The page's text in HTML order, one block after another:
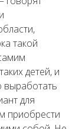
такой
детей, и
выработать
для
приобрести